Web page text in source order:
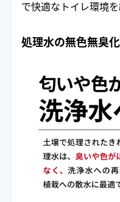
で快適なトイレ環境を
処理水の無色無臭